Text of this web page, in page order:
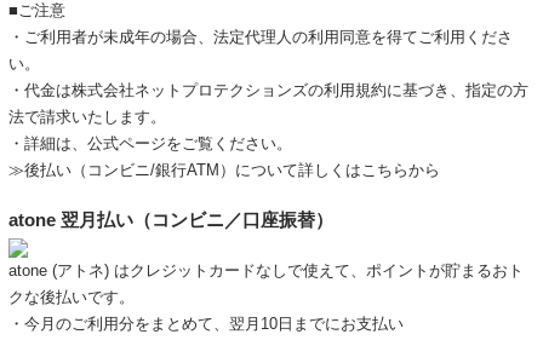
■ご注意
・ご利用者が未成年の場合、法定代理人の利用同意を得てご利用くださ
い。
・代金は株式会社ネットプロテクションズの利用規約に基づき、指定の方
法で請求いたします。
・詳細は、 公式ページをご覧ください。
≫後払い（コンビニ/銀行ATM）について詳しくはこちらから
atone 翌月払い（コンビニ／口座振替）
atone (アトネ) はクレジットカードなしで使えて、ポイントが貯まるおト
クな後払いです。
・今月のご利用分をまとめて、翌月10日までにお支払い